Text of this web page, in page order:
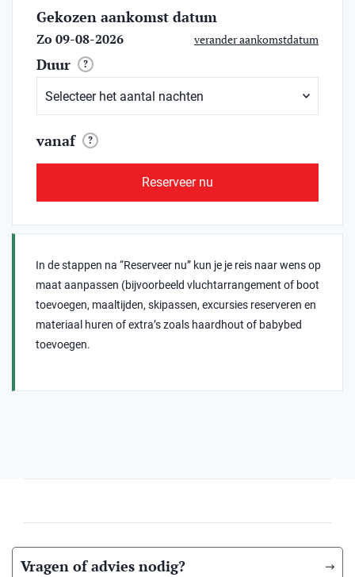
Gekozen aankomst datum
Zo 09-08-2026 verander aankomstdatum
Duur ?
vanaf ?
Reserveer nu
In de stappen na “Reserveer nu” kun je je reis naar wens op
maat aanpassen (bijvoorbeeld vluchtarrangement of boot
toevoegen, maaltijden, skipassen, excursies reserveren en
materiaal huren of extra’s zoals haardhout of babybed
toevoegen.
Vragen of advies nodig?